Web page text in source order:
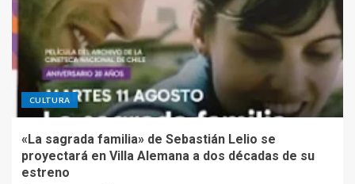
CULTURA
«La sagrada familia» de Sebastián Lelio se
proyectará en Villa Alemana a dos décadas de su
estreno